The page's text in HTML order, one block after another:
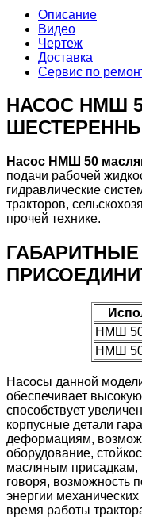
Описание
Видео
Чертеж
Доставка
Сервис по
НАСОС НМШ
Насос НМШ 50
подачи рабочей
гидравлические
тракторов,
прочей технике.
ГАБАРИТНЫЕ
НМШ
НМШ
Насосы данной
обеспечивает
способствует
корпусные детали
деформациям,
оборудование,
масляным присадкам,
говоря, возможность
энергии
время работы